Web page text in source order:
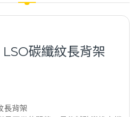
碳纖紋長背架
長背架